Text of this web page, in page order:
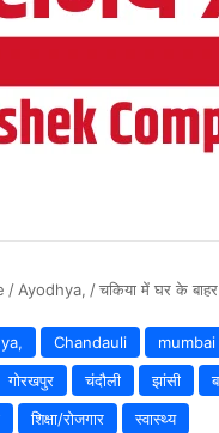
/ Ayodhya, /चकिया में घर के बाहर
Chandauli mumbai
गोरखपुर चंदौली झांसी
शिक्षा/रोजगार स्वास्थ्य